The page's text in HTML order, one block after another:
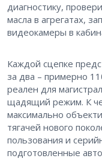
диагностику,
масла в агрегатах,
видеокамеры в
Каждой сцепке
за два – примерно
реален для
щадящий режим. К
максимально
тягачей нового
пользования и
подготовленные